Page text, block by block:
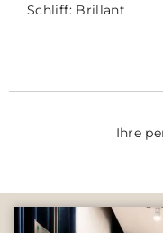
Schliff: Brillant
Ihre